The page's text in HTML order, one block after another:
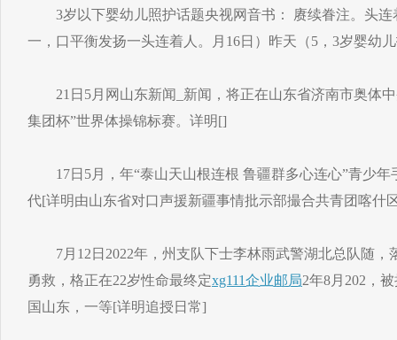
3岁以下婴幼儿照护话题央视网音书： 赓续眷注。头连
一，口平衡发扬一头连着人。月16日）昨天（5，3岁婴幼
21日5月网山东新闻_新闻，将正在山东省济南市奥体中
集团杯”世界体操锦标赛。详明[]
17日5月，年“泰山天山根连根 鲁疆群多心连心”青少
代[详明由山东省对口声援新疆事情批示部撮合共青团喀什
7月12日2022年，州支队下士李林雨武警湖北总队随，
勇救，格正在22岁性命最终定xg111企业邮局2年8月202，
国山东，一等[详明追授日常]